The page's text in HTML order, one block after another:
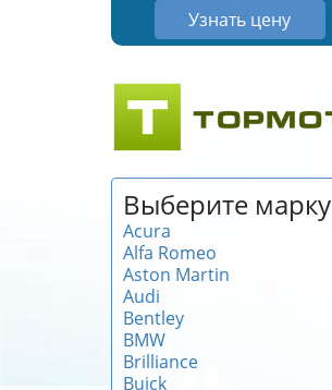
Узнать цену
Выберите марку
Acura
Alfa Romeo
Aston Martin
Audi
Bentley
BMW
Brilliance
Buick